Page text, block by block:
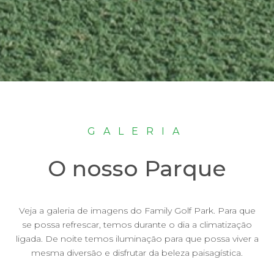
GALERIA
O nosso Parque
Veja a galeria de imagens do Family Golf Park. Para que
se possa refrescar, temos durante o dia a climatização
ligada. De noite temos iluminação para que possa viver a
mesma diversão e disfrutar da beleza paisagística.